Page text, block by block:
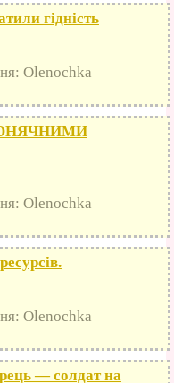
гідність
Olenochka
Olenochka
Olenochka
— солдат на